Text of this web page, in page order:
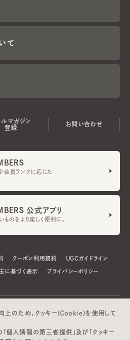
て
ルマガジン
登録
お問い合わせ
会員ランクに応じた
公式アプリ
のをより楽しく便利に。
クーポン利用規約 UGCガイドライン
に基づく表示 プライバシーポリシー
上のため、クッキー(Cookie)を使用して
個人情報の第三者提供」及び「クッキー